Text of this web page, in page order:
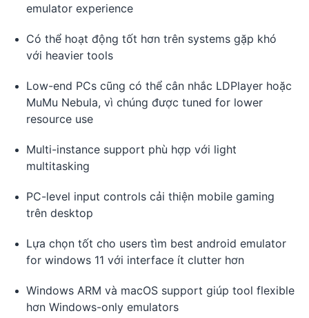
emulator experience
Có thể hoạt động tốt hơn trên systems gặp khó
với heavier tools
Low-end PCs cũng có thể cân nhắc LDPlayer hoặc
MuMu Nebula, vì chúng được tuned for lower
resource use
Multi-instance support phù hợp với light
multitasking
PC-level input controls cải thiện mobile gaming
trên desktop
Lựa chọn tốt cho users tìm best android emulator
for windows 11 với interface ít clutter hơn
Windows ARM và macOS support giúp tool flexible
hơn Windows-only emulators